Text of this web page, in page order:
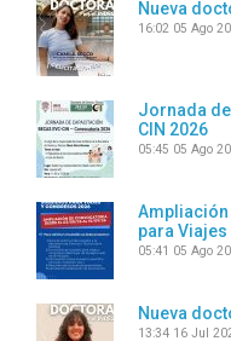
Nueva
16:02 05 Ago
Jornada
CIN 2026
05:45 05 Ago
para
05:41 05 Ago
Nueva
13:34 16 Jul